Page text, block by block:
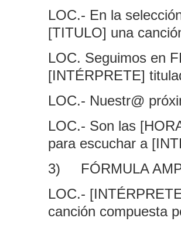
LOC.- En la
[TITULO] una
LOC. Seguimos en
[INTÉRPRETE]
LOC.- Nuestr@
LOC.- Son las
para escuchar a
3)
FÓRMULA
LOC.-
canción compuesta